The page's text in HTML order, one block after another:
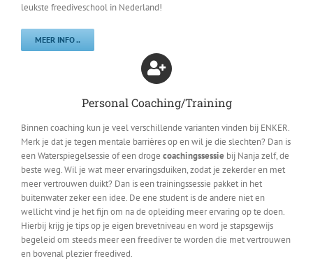
leukste freediveschool in Nederland!
MEER INFO ..
Personal Coaching/Training
Binnen coaching kun je veel verschillende varianten vinden bij ENKER.
Merk je dat je tegen mentale barrières op en wil je die slechten? Dan is
een Waterspiegelsessie of een droge coachingssessie bij Nanja zelf, de
beste weg. Wil je wat meer ervaringsduiken, zodat je zekerder en met
meer vertrouwen duikt? Dan is een trainingssessie pakket in het
buitenwater zeker een idee. De ene student is de andere niet en
wellicht vind je het fijn om na de opleiding meer ervaring op te doen.
Hierbij krijg je tips op je eigen brevetniveau en word je stapsgewijs
begeleid om steeds meer een freediver te worden die met vertrouwen
en bovenal plezier freedived.